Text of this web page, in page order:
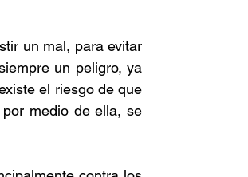
un mal, para evitar
un peligro, ya
el riesgo de que
medio de ella, se